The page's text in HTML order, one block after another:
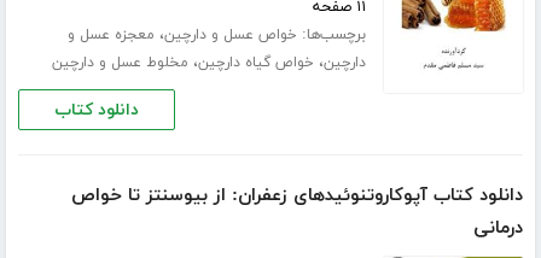
۱۱ صفحه
برچسب‌ها: خواص عسل و دارچین، معجزه عسل و
دارچین، خواص گیاه دارچین، مخلوط عسل و دارچین
دانلود کتاب
دانلود کتاب آپوکاروتنوئیدهای زعفران: از بیوسنتز تا خواص
درمانی